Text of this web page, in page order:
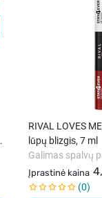
RIVAL LOVES
lūpų blizgis, 7 ml
Įprastinė kaina
Galimas spalvų
0